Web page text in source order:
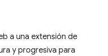
a una extensión de
y progresiva para